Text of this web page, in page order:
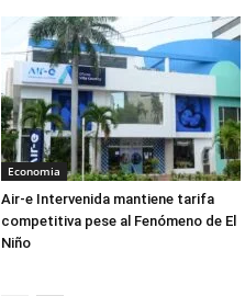
Economia
Air-e Intervenida mantiene tarifa
competitiva pese al Fenómeno de El
Niño